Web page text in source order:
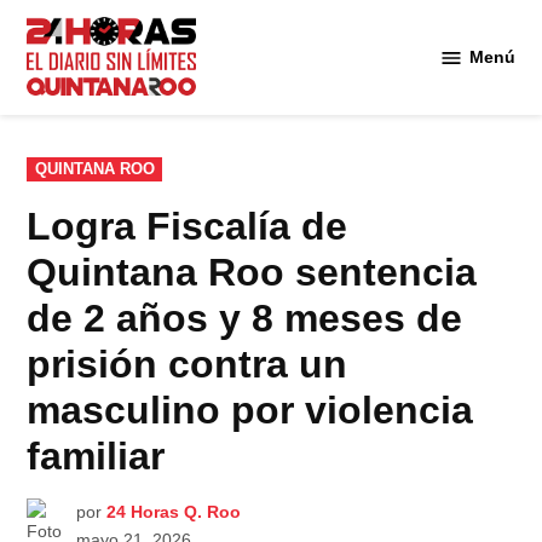
Saltar
contenido
Menú
PUBLICADO
EN
QUINTANA ROO
Logra Fiscalía de
Quintana Roo sentencia
de 2 años y 8 meses de
prisión contra un
masculino por violencia
familiar
por 24 Horas Q. Roo